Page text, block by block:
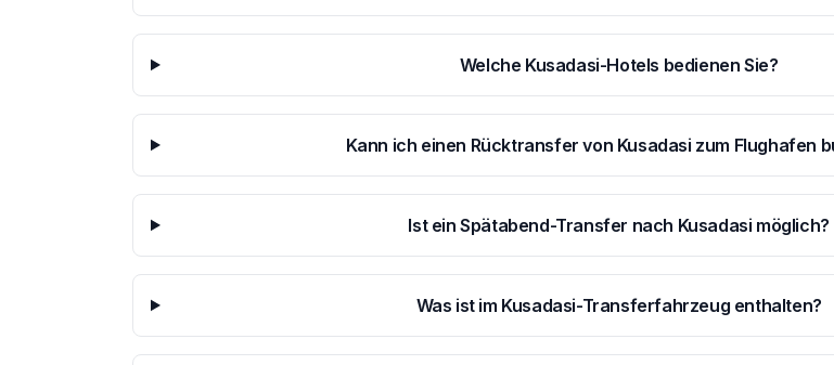
Welche Kusadasi-Hotels bedienen Sie?
Kann ich einen Rücktransfer von Kusadasi zum Flughafen
Ist ein Spätabend-Transfer nach Kusadasi möglich?
Was ist im Kusadasi-Transferfahrzeug enthalten?